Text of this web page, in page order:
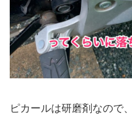
ピカールは研磨剤なので